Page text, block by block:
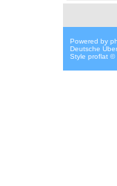
Powered by
Deutsche
Style proflat ©